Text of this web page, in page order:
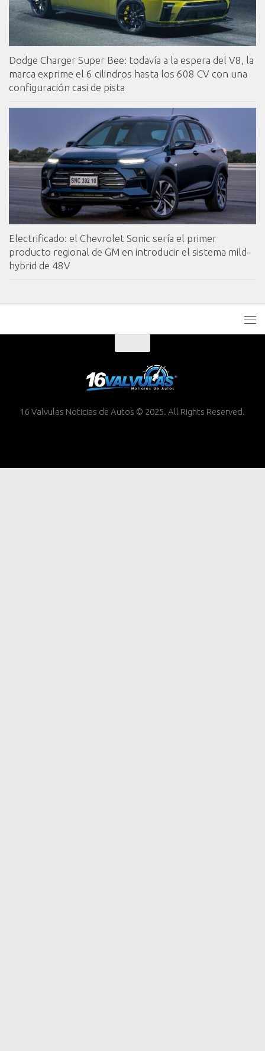
Dodge Charger Super Bee: todavía a la espera del V8, la
marca exprime el 6 cilindros hasta los 608 CV con una
configuración casi de pista
Electrificado: el Chevrolet Sonic sería el primer
producto regional de GM en introducir el sistema mild-
hybrid de 48V
16 Valvulas Noticias de Autos © 2025. All Rights Reserved.